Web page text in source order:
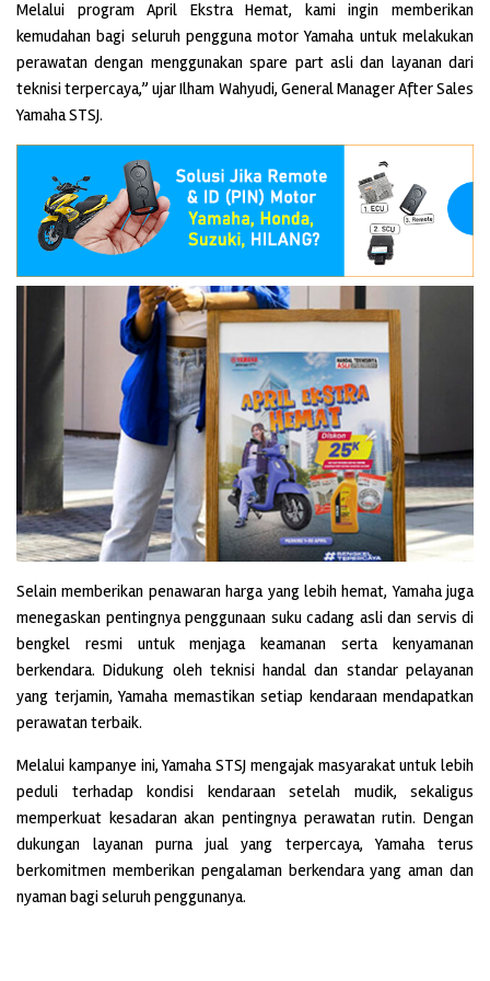
Melalui program April Ekstra Hemat, kami ingin memberikan
kemudahan bagi seluruh pengguna motor Yamaha untuk melakukan
perawatan dengan menggunakan spare part asli dan layanan dari
teknisi terpercaya,” ujar Ilham Wahyudi, General Manager After Sales
Yamaha STSJ.
Selain memberikan penawaran harga yang lebih hemat, Yamaha juga
menegaskan pentingnya penggunaan suku cadang asli dan servis di
bengkel resmi untuk menjaga keamanan serta kenyamanan
berkendara. Didukung oleh teknisi handal dan standar pelayanan
yang terjamin, Yamaha memastikan setiap kendaraan mendapatkan
perawatan terbaik.
Melalui kampanye ini, Yamaha STSJ mengajak masyarakat untuk lebih
peduli terhadap kondisi kendaraan setelah mudik, sekaligus
memperkuat kesadaran akan pentingnya perawatan rutin. Dengan
dukungan layanan purna jual yang terpercaya, Yamaha terus
berkomitmen memberikan pengalaman berkendara yang aman dan
nyaman bagi seluruh penggunanya.